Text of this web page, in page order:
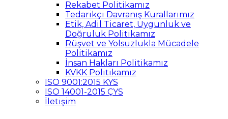
Rekabet Politikamız
Tedarikçi Davranış Kurallarımız
Etik, Adil Ticaret, Uygunluk ve
Doğruluk Politikamız
Rüşvet ve Yolsuzlukla Mücadele
Politikamız
İnsan Hakları Politikamız
KVKK Politikamız
ISO 9001:2015 KYS
ISO 14001-2015 ÇYS
İletişim